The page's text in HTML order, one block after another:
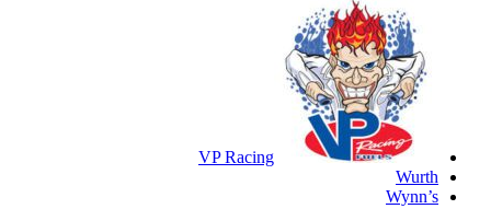
VP Racing
Wurth
Wynn’s